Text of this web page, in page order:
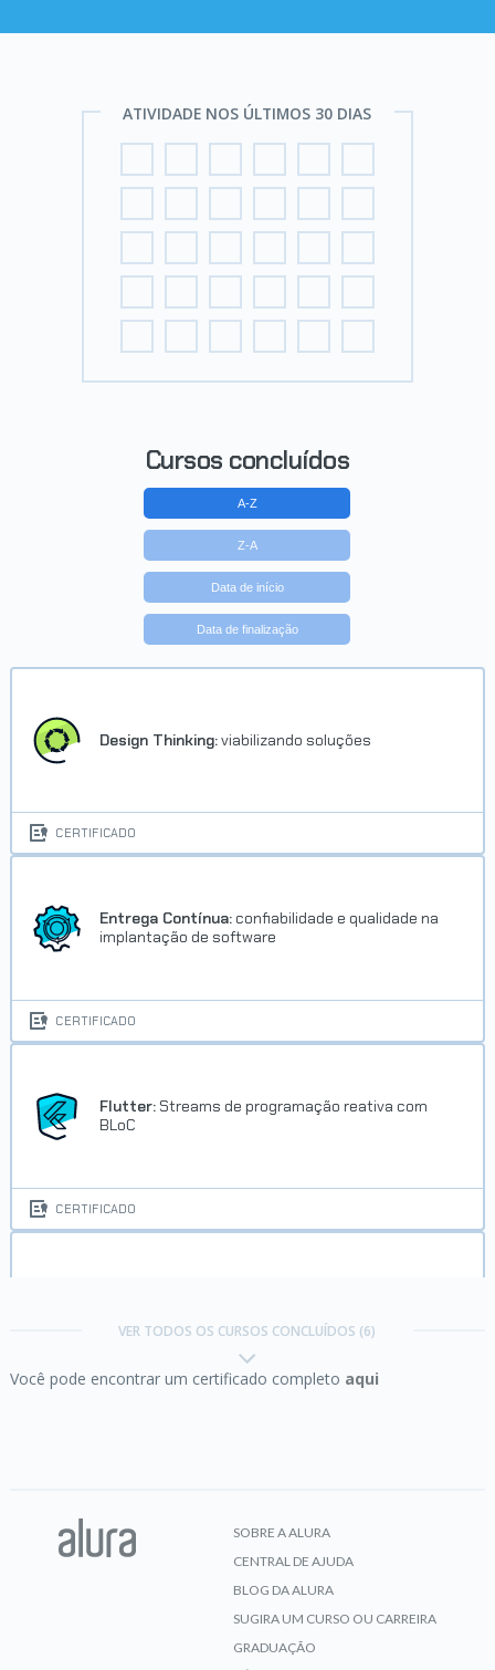
ATIVIDADE NOS ÚLTIMOS 30 DIAS
Cursos concluídos
A-Z
Z-A
Data de início
Data de finalização
Design Thinking:viabilizando soluções
CERTIFICADO
Entrega Contínua: confiabilidade e qualidade na
implantação de software
CERTIFICADO
Flutter: Streams de programação reativa com
BLoC
CERTIFICADO
VER TODOS OS CURSOS CONCLUÍDOS (6)
Você pode encontrar um certificado completo aqui
SOBRE A ALURA
CENTRAL DE AJUDA
BLOG DA ALURA
SUGIRA UM CURSO OU CARREIRA
GRADUAÇÃO